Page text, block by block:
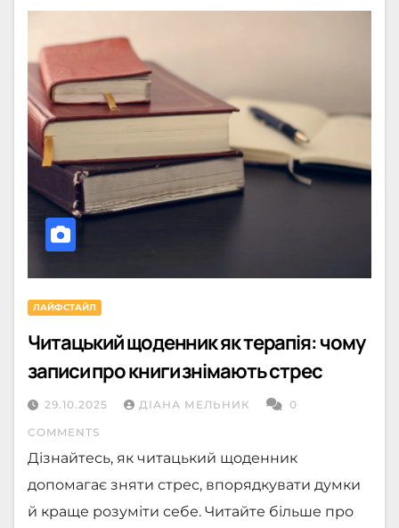
ЛАЙФСТАЙЛ
Читацький щоденник як терапія: чому
записи про книги знімають стрес
29.10.2025 ДІАНА МЕЛЬНИК 0
COMMENTS
Дізнайтесь, як читацький щоденник
допомагає зняти стрес, впорядкувати думки
й краще розуміти себе. Читайте більше про